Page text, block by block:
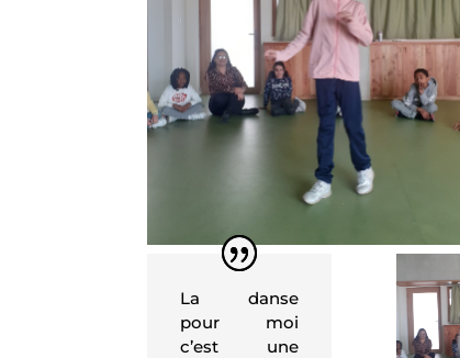
La danse
pour moi
c’est une